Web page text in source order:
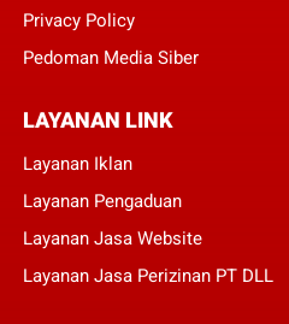
Privacy Policy
Pedoman Media Siber
LAYANAN LINK
Layanan Iklan
Layanan Pengaduan
Layanan Jasa Website
Layanan Jasa Perizinan PT DLL